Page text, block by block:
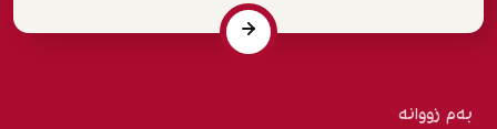
بەم زووانە